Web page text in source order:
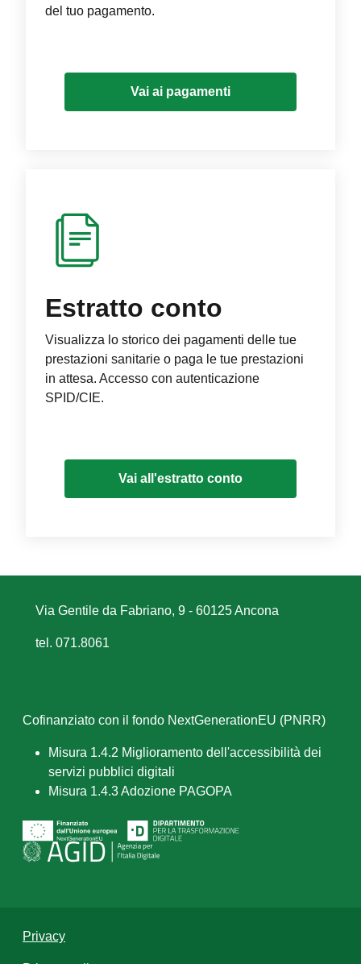
del tuo pagamento.
Vai ai pagamenti
Estratto conto
Visualizza lo storico dei pagamenti delle tue
prestazioni sanitarie o paga le tue prestazioni
in attesa. Accesso con autenticazione
SPID/CIE.
Vai all'estratto conto
Via Gentile da Fabriano, 9 - 60125 Ancona
tel. 071.8061
Cofinanziato con il fondo NextGenerationEU (PNRR)
Misura 1.4.2 Miglioramento dell'accessibilità dei
servizi pubblici digitali
Misura 1.4.3 Adozione PAGOPA
Privacy